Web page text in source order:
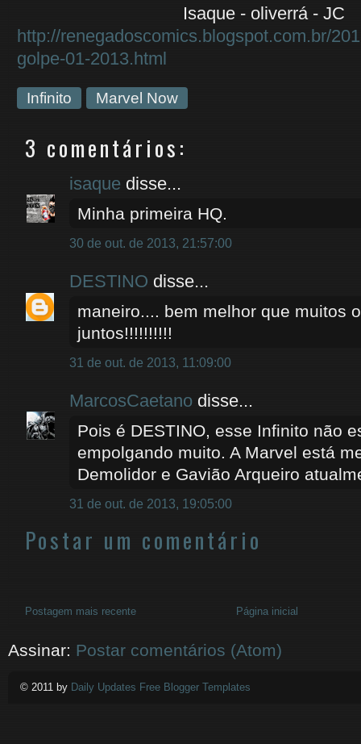
Isaque - oliverrá - JC
http://renegadoscomics.blogspot.com.br/
golpe-01-2013.html
Infinito Marvel Now
3 comentários:
isaque disse...
Minha primeira HQ.
30 de out. de 2013, 21:57:00
DESTINO disse...
maneiro.... bem melhor que muitos
juntos!!!!!!!!!!
31 de out. de 2013, 11:09:00
MarcosCaetano disse...
Pois é DESTINO, esse Infinito não
empolgando muito. A Marvel está
Demolidor e Gavião Arqueiro
31 de out. de 2013, 19:05:00
Postar um comentário
Postagem mais recente Página inicial
Assinar: Postar comentários (Atom)
© 2011 by Daily Updates Free Blogger Templates